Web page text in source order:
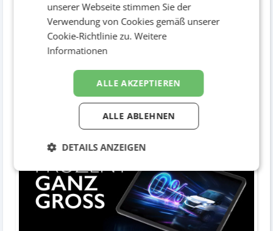
Druckwerke / Visuals
unserer Webseite stimmen Sie der
Verwendung von Cookies gemäß unserer
Cookie-Richtlinie zu.Weitere
Informationen
ALLE AKZEPTIEREN
ALLE ABLEHNEN
DETAILS ANZEIGEN